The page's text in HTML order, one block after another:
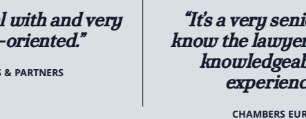
“It’s a very senior firm; I
know the lawyers are very
knowledgeable and